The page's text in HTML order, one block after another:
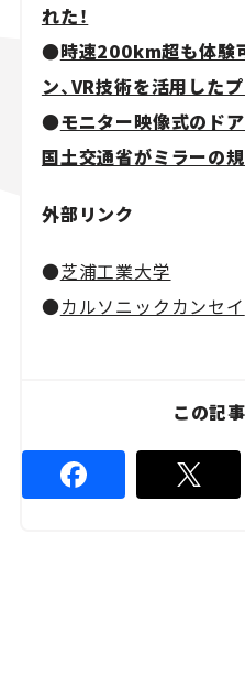
れた！
●時速200km超も体験
ン、VR技術を活用した
●モニター映像式のド
国土交通省がミラーの
外部リンク
●芝浦工業大学
●カルソニックカンセイ
この記